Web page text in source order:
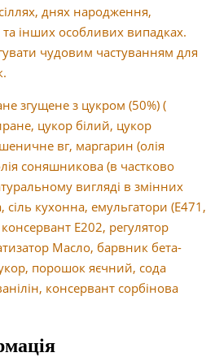
днях народження,
інших особливих випадках.
чудовим частуванням для
згущене з цукром (50%) (
цукор білий, цукор
вг, маргарин (олія
соняшникова (в частково
вигляді в змінних
сіль кухонна, емульгатори (Е471,
Е202, регулятор
Масло, барвник бета-
порошок яєчний, сода
консервант сорбінова